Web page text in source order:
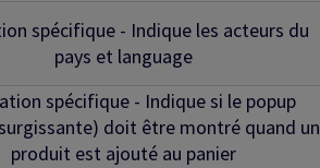
spécifique - Indique les acteurs du
pays et language
spécifique - Indique si le popup
doit être montré quand un
produit est ajouté au panier